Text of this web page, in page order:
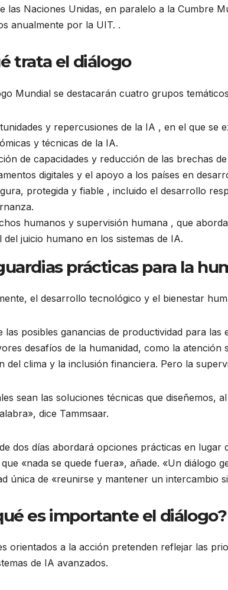
las Naciones Unidas, en paralelo a la Cumbre
anualmente por la UIT. .
trata el diálogo
Mundial se destacarán cuatro grupos
y repercusiones de la IA , en el que se
y técnicas de la IA.
de capacidades y reducción de las brechas
digitales y el apoyo a los países en
protegida y fiable , incluido el desarrollo
humanos y supervisión humana , que
del juicio humano en los sistemas de IA.
prácticas para la
el desarrollo tecnológico y el bienestar
las posibles ganancias de productividad para
desafíos de la humanidad, como la
del clima y la inclusión financiera. Pero la
sean las soluciones técnicas que diseñemos,
dice Tammsaar.
dos días abordará opciones prácticas en lugar
«nada se quede fuera», añade. «Un diálogo
única de «reunirse y mantener un intercambio
es importante el diálogo?
orientados a la acción pretenden reflejar las
de IA avanzados.